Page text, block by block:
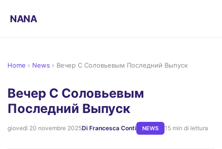
NANA
Home › News › Вечер С Соловьевым Последний Выпуск
Вечер С Соловьевым
Последний Выпуск
giovedì 20 novembre 2025Di Francesca Conti NEWS 15 min di lettura